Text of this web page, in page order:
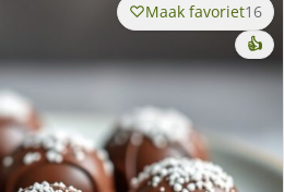
Maak favoriet16
👍